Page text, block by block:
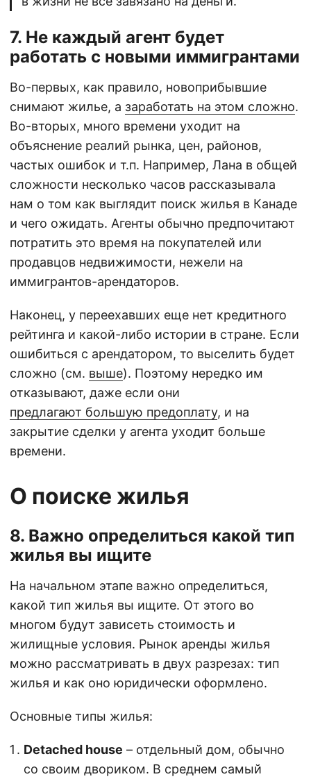
7. Не каждый агент будет
работать с новыми иммигрантами
Во-первых, как правило, новоприбывшие
снимают жилье, а заработать на этом сложно.
Во-вторых, много времени уходит на
объяснение реалий рынка, цен, районов,
частых ошибок и т.п. Например, Лана в общей
сложности несколько часов рассказывала
нам о том как выглядит поиск жилья в Канаде
и чего ожидать. Агенты обычно предпочитают
потратить это время на покупателей или
продавцов недвижимости, нежели на
иммигрантов-арендаторов.
Наконец, у переехавших еще нет кредитного
рейтинга и какой-либо истории в стране. Если
ошибиться с арендатором, то выселить будет
сложно (см. выше). Поэтому нередко им
отказывают, даже если они
предлагают большую предоплату, и на
закрытие сделки у агента уходит больше
времени.
О поиске жилья
8. Важно определиться какой тип
жилья вы ищите
На начальном этапе важно определиться,
какой тип жилья вы ищите. От этого во
многом будут зависеть стоимость и
жилищные условия. Рынок аренды жилья
можно рассматривать в двух разрезах: тип
жилья и как оно юридически оформлено.
Основные типы жилья:
Detached house – отдельный дом, обычно
со своим двориком. В среднем самый